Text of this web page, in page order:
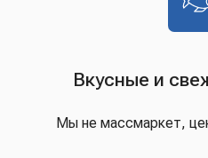
Вкусные и
Мы не массмаркет,